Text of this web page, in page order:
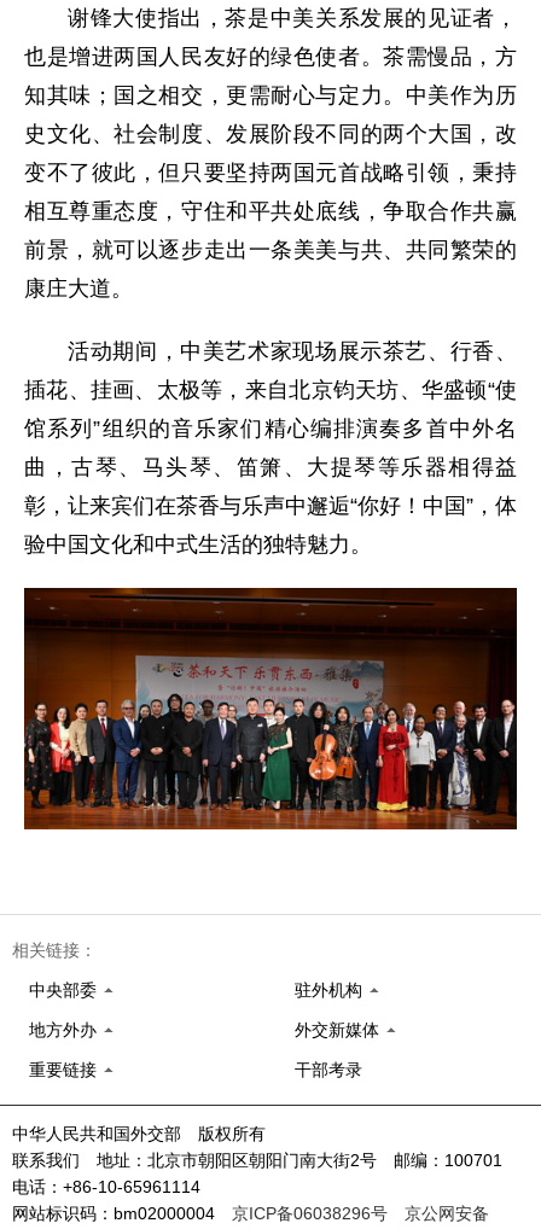
谢锋大使指出，茶是中美关系发展的见证者，
也是增进两国人民友好的绿色使者。茶需慢品，方
知其味；国之相交，更需耐心与定力。中美作为历
史文化、社会制度、发展阶段不同的两个大国，改
变不了彼此，但只要坚持两国元首战略引领，秉持
相互尊重态度，守住和平共处底线，争取合作共赢
前景，就可以逐步走出一条美美与共、共同繁荣的
康庄大道。
活动期间，中美艺术家现场展示茶艺、行香、
插花、挂画、太极等，来自北京钧天坊、华盛顿“使
馆系列”组织的音乐家们精心编排演奏多首中外名
曲，古琴、马头琴、笛箫、大提琴等乐器相得益
彰，让来宾们在茶香与乐声中邂逅“你好！中国”，体
验中国文化和中式生活的独特魅力。
相关链接：
中央部委 驻外机构
地方外办 外交新媒体
重要链接 干部考录
中华人民共和国外交部 版权所有
联系我们 地址：北京市朝阳区朝阳门南大街2号 邮编：100701
电话：+86-10-65961114
网站标识码：bm02000004 京ICP备06038296号 京公网安备